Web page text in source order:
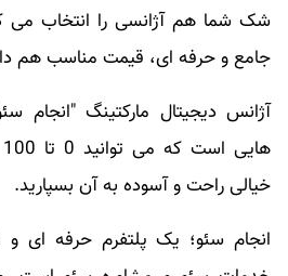
شک شما هم آژانسی را انتخاب می
جامع و حرفه ای، قیمت مناسب هم
آژانس دیجیتال مارکتینگ "انجام
خیالی راحت و آسوده به آن بسپارید.
انجام سئو؛ یک پلتفرم حرفه ای و